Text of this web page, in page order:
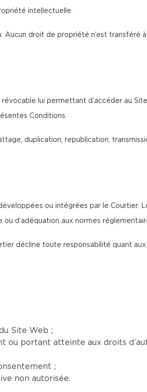
intellectuelle.
droit de propriété n’est transféré à
lui permettant d’accéder au
Conditions.
duplication, republication,
ou intégrées par le Courtier.
d’adéquation aux normes
décline toute responsabilité quant
Site Web ;
portant atteinte aux droits
;
non autorisée.